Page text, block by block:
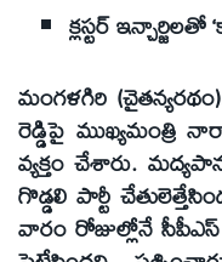
క్లస్టర్ ఇన్చార్జిలతో
మంగళగిరి
రెడ్డిపై ముఖ్యమంత్రి
వ్యక్తం చేశారు.
గొడ్డలి పార్టీ
వారం రోజుల్లోనే సీపీఎస్